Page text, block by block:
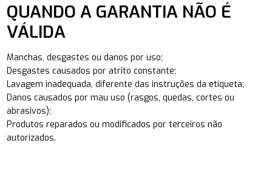
QUANDO A GARANTIA NÃO É
VÁLIDA
Manchas, desgastes ou danos por uso;
Desgastes causados por atrito constante;
Lavagem inadequada, diferente das instruções da etiqueta;
Danos causados por mau uso (rasgos, quedas, cortes ou
abrasivos);
Produtos reparados ou modificados por terceiros não
autorizados.